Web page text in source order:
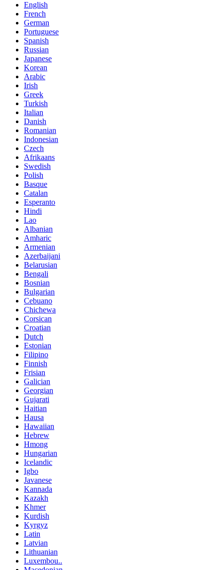
English
French
German
Portuguese
Spanish
Russian
Japanese
Korean
Arabic
Irish
Greek
Turkish
Italian
Danish
Romanian
Indonesian
Czech
Afrikaans
Swedish
Polish
Basque
Catalan
Esperanto
Hindi
Lao
Albanian
Amharic
Armenian
Azerbaijani
Belarusian
Bengali
Bosnian
Bulgarian
Cebuano
Chichewa
Corsican
Croatian
Dutch
Estonian
Filipino
Finnish
Frisian
Galician
Georgian
Gujarati
Haitian
Hausa
Hawaiian
Hebrew
Hmong
Hungarian
Icelandic
Igbo
Javanese
Kannada
Kazakh
Khmer
Kurdish
Kyrgyz
Latin
Latvian
Lithuanian
Luxembou..